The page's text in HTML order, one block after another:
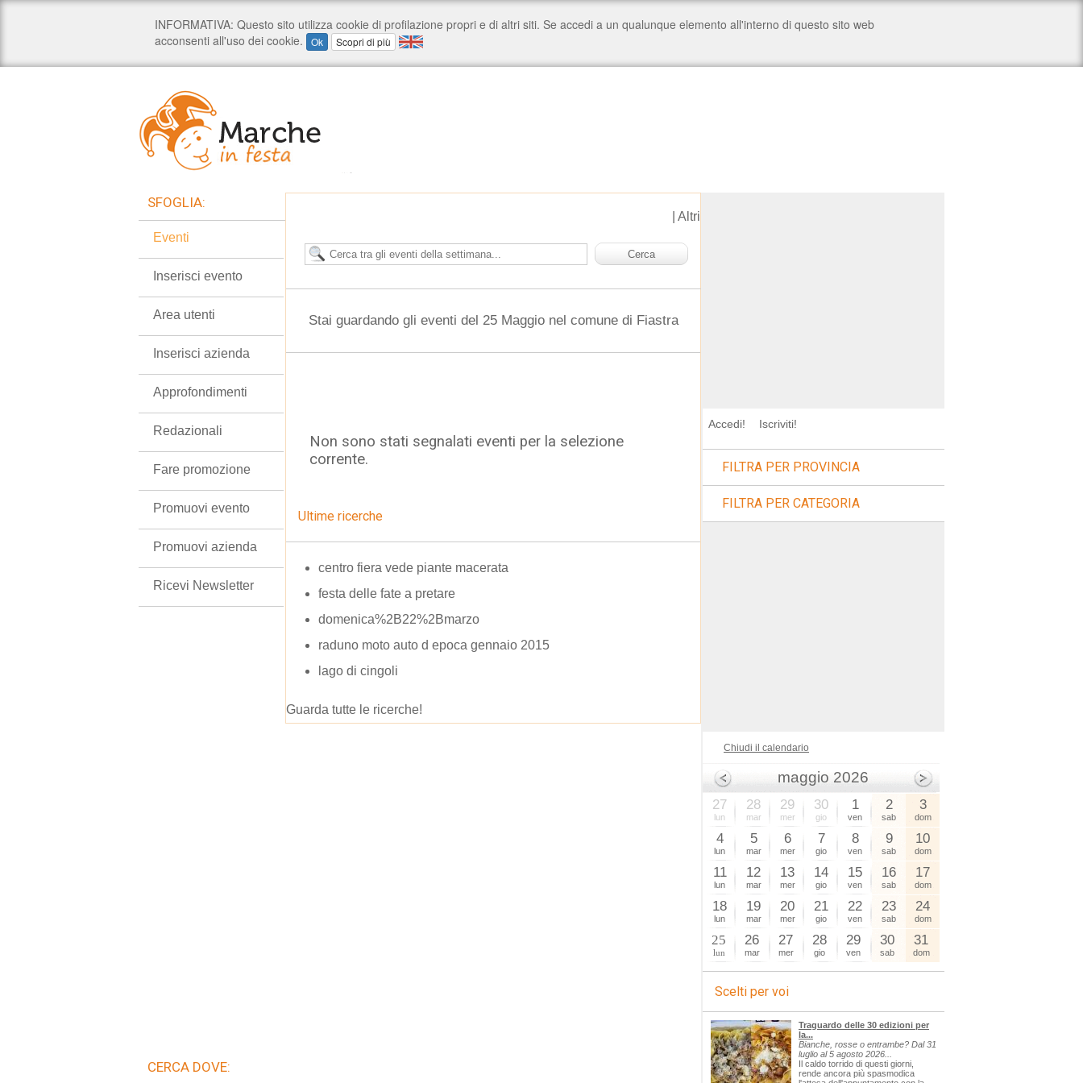
Altri
Stai guardando gli eventi del 25 Maggio nel comune di Fiastra
Non sono stati segnalati eventi per la selezione
corrente.
Ultime ricerche
centro fiera vede piante macerata
festa delle fate a pretare
domenica%2B22%2Bmarzo
raduno moto auto d epoca gennaio 2015
lago di cingoli
Guarda tutte le ricerche!
SFOGLIA:
Eventi
Inserisci evento
Area utenti
Inserisci azienda
Approfondimenti
Redazionali
Fare promozione
Promuovi evento
Promuovi azienda
Ricevi Newsletter
CERCA DOVE:
Accedi! Iscriviti!
FILTRA PER PROVINCIA
FILTRA PER CATEGORIA
Chiudi il calendario
maggio 2026
27
lun
28
mar
29
mer
30
gio
1
ven
2
sab
3
dom
4
lun
5
mar
6
mer
7
gio
8
ven
9
sab
10
dom
11
lun
12
mar
13
mer
14
gio
15
ven
16
sab
17
dom
18
lun
19
mar
20
mer
21
gio
22
ven
23
sab
24
dom
25
lun
26
mar
27
mer
28
gio
29
ven
30
sab
31
dom
Scelti per voi
Traguardo delle 30 edizioni per
la...
Bianche, rosse o entrambe? Dal 31
luglio al 5 agosto 2026...
Il caldo torrido di questi giorni,
rende ancora più spasmodica